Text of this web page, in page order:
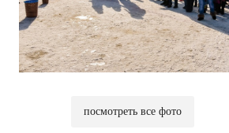
посмотреть все фото